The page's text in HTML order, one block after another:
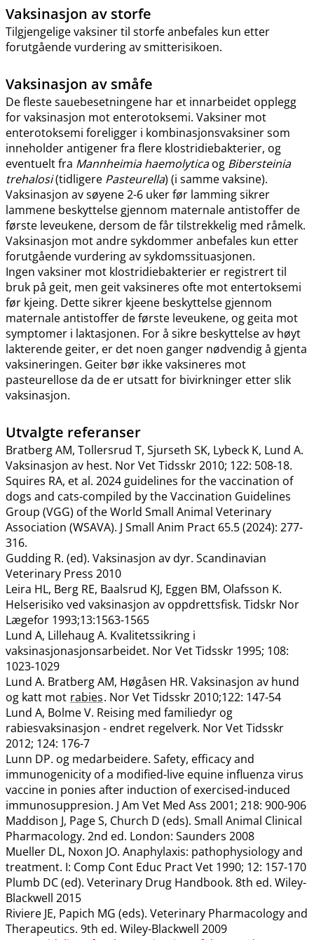
Vaksinasjon av storfe
Tilgjengelige vaksiner til storfe anbefales kun etter
forutgående vurdering av smitterisikoen.
Vaksinasjon av småfe
De fleste sauebesetningene har et innarbeidet opplegg
for vaksinasjon mot enterotoksemi. Vaksiner mot
enterotoksemi foreligger i kombinasjonsvaksiner som
inneholder antigener fra flere klostridiebakterier, og
eventuelt fra Mannheimia haemolyticaog Bibersteinia
trehalosi(tidligere Pasteurella) (i samme vaksine).
Vaksinasjon av søyene 2-6 uker før lamming sikrer
lammene beskyttelse gjennom maternale antistoffer de
første leveukene, dersom de får tilstrekkelig med råmelk.
Vaksinasjon mot andre sykdommer anbefales kun etter
forutgående vurdering av sykdomssituasjonen.
Ingen vaksiner mot klostridiebakterier er registrert til
bruk på geit, men geit vaksineres ofte mot entertoksemi
før kjeing. Dette sikrer kjeene beskyttelse gjennom
maternale antistoffer de første leveukene, og geita mot
symptomer i laktasjonen. For å sikre beskyttelse av høyt
lakterende geiter, er det noen ganger nødvendig å gjenta
vaksineringen. Geiter bør ikke vaksineres mot
pasteurellose da de er utsatt for bivirkninger etter slik
vaksinasjon.
Utvalgte referanser
Bratberg AM, Tollersrud T, Sjurseth SK, Lybeck K, Lund A.
Vaksinasjon av hest. Nor Vet Tidsskr 2010; 122: 508-18.
Squires RA, et al. 2024 guidelines for the vaccination of
dogs and cats-compiled by the Vaccination Guidelines
Group (VGG) of the World Small Animal Veterinary
Association (WSAVA). J Small Anim Pract 65.5 (2024): 277-
316.
Gudding R. (ed). Vaksinasjon av dyr. Scandinavian
Veterinary Press 2010
Leira HL, Berg RE, Baalsrud KJ, Eggen BM, Olafsson K.
Helserisiko ved vaksinasjon av oppdrettsfisk. Tidskr Nor
Lægefor 1993;13:1563-1565
Lund A, Lillehaug A. Kvalitetssikring i
vaksinasjonasjonsarbeidet. Nor Vet Tidsskr 1995; 108:
1023-1029
Lund A. Bratberg AM, Høgåsen HR. Vaksinasjon av hund
og katt mot rabies. Nor Vet Tidsskr 2010;122: 147-54
Lund A, Bolme V. Reising med familiedyr og
rabiesvaksinasjon - endret regelverk. Nor Vet Tidsskr
2012; 124: 176-7
Lunn DP. og medarbeidere. Safety, efficacy and
immunogenicity of a modified-live equine influenza virus
vaccine in ponies after induction of exercised-induced
immunosuppresion. J Am Vet Med Ass 2001; 218: 900-906
Maddison J, Page S, Church D (eds). Small Animal Clinical
Pharmacology. 2nd ed. London: Saunders 2008
Mueller DL, Noxon JO. Anaphylaxis: pathophysiology and
treatment. I: Comp Cont Educ Pract Vet 1990; 12: 157-170
Plumb DC (ed). Veterinary Drug Handbook. 8th ed. Wiley-
Blackwell 2015
Riviere JE, Papich MG (eds). Veterinary Pharmacology and
Therapeutics. 9th ed. Wiley-Blackwell 2009